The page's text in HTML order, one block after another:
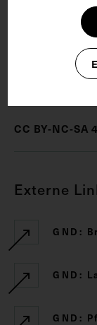
CC BY-NC-SA
Externe
GND:
GND:
GND: